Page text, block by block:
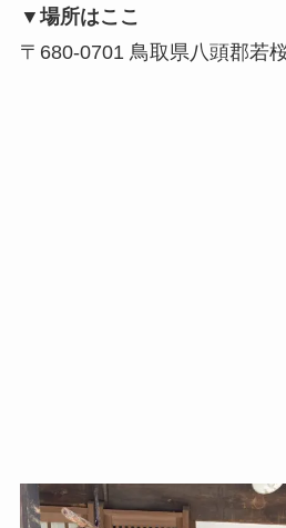
▼場所はここ
〒680-0701 鳥取県八頭郡若